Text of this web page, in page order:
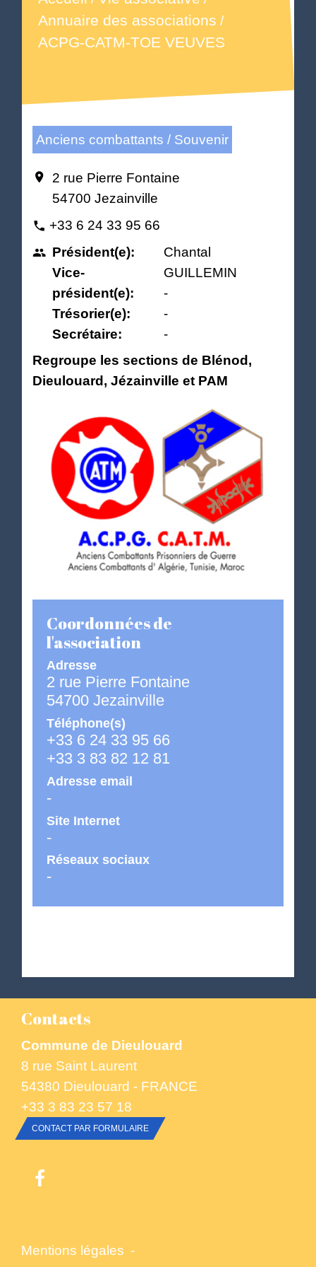
Annuaire des associations /
ACPG-CATM-TOE VEUVES
Anciens combattants / Souvenir
location_on
2 rue Pierre Fontaine
54700 Jezainville
phone +33 6 24 33 95 66
people Président(e):
Vice-
président(e):
Trésorier(e):
Secrétaire:
Chantal
GUILLEMIN
-
-
-
Regroupe les sections de Blénod,
Dieulouard, Jézainville et PAM
Coordonnées de
l'association
Adresse
2 rue Pierre Fontaine
54700 Jezainville
Téléphone(s)
+33 6 24 33 95 66
+33 3 83 82 12 81
Adresse email
-
Site Internet
-
Réseaux sociaux
-
Contacts
Commune de Dieulouard
8 rue Saint Laurent
54380 Dieulouard - FRANCE
+33 3 83 23 57 18
CONTACT PAR FORMULAIRE
Mentions légales -